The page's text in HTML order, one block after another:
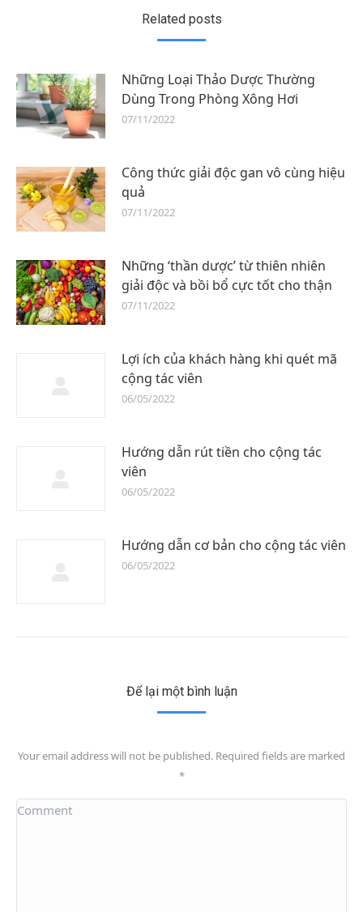
Related posts
Những Loại Thảo Dược Thường
Dùng Trong Phòng Xông Hơi
07/11/2022
Công thức giải độc gan vô cùng hiệu
quả
07/11/2022
Những ‘thần dược’ từ thiên nhiên
giải độc và bồi bổ cực tốt cho thận​
07/11/2022
Lợi ích của khách hàng khi quét mã
cộng tác viên
06/05/2022
Hướng dẫn rút tiền cho cộng tác
viên
06/05/2022
Hướng dẫn cơ bản cho cộng tác viên
06/05/2022
Để lại một bình luận
Your email address will not be published. Required fields are marked
*
Comment